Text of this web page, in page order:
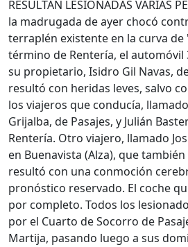
RESULTAN LESIONADAS VARIAS
la madrugada de ayer chocó
terraplén existente en la curva
término de Rentería, el automóvil
su propietario, Isidro Gil Navas,
resultó con heridas leves, salvo
los viajeros que conducía,
Grijalba, de Pasajes, y Julián
Rentería. Otro viajero, llamado
en Buenavista (Alza), que
resultó con una conmoción
pronóstico reservado. El coche
por completo. Todos los
por el Cuarto de Socorro de
Martija, pasando luego a sus